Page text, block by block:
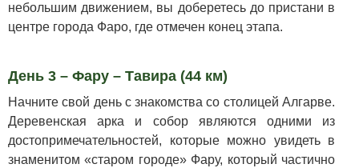
небольшим движением, вы доберетесь до пристани в
центре города Фаро, где отмечен конец этапа.
День 3 – Фару – Тавира (44 км)
Начните свой день с знакомства со столицей Алгарве.
Деревенская арка и собор являются одними из
достопримечательностей, которые можно увидеть в
знаменитом «старом городе» Фару, который частично